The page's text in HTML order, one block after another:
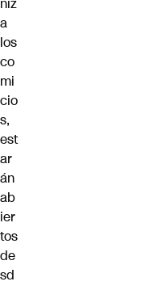
a
los
co
mi
cio
s,
est
ar
án
ab
ier
tos
de
sd